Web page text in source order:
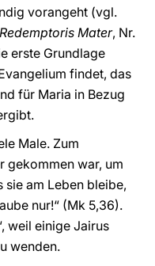
vorangeht (vgl.
Redemptoris Mater, Nr.
erste Grundlage
findet, das
für Maria in Bezug
Male. Zum
gekommen war, um
sie am Leben bleibe,
nur!“ (Mk 5,36).
weil einige Jairus
wenden.